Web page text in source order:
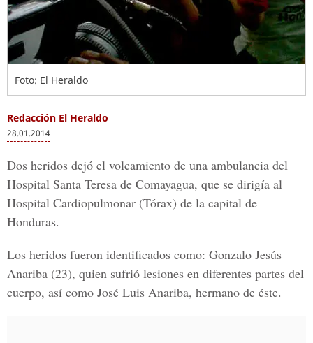
Foto: El Heraldo
Redacción El Heraldo
28.01.2014
Dos heridos dejó el volcamiento de una ambulancia del
Hospital Santa Teresa de Comayagua, que se dirigía al
Hospital Cardiopulmonar (Tórax) de la capital de
Honduras.
Los heridos fueron identificados como: Gonzalo Jesús
Anariba (23), quien sufrió lesiones en diferentes partes del
cuerpo, así como José Luis Anariba, hermano de éste.